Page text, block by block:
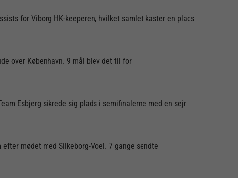
for Viborg HK-keeperen, hvilket samlet kaster en plads
over København. 9 mål blev det til for
Esbjerg sikrede sig plads i semifinalerne med en sejr
mødet med Silkeborg-Voel. 7 gange sendte